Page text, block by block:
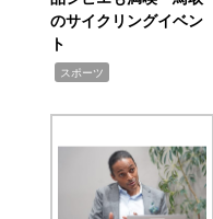
のサイクリングイベン
ト
スポーツ